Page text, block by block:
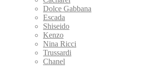
Dolce Gabbana
Escada
Shiseido
Kenzo
Nina Ricci
Trussardi
Chanel